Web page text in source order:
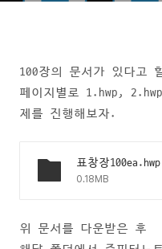
100장의 문서가 있다고
페이지별로 1.hwp,
제를 진행해보자.
표창장100ea.hwp
0.18MB
위 문서를 다운받은 후